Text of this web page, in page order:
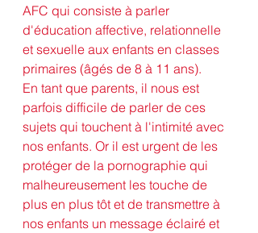
AFC qui consiste à parler
d'éducation affective, relationnelle
et sexuelle aux enfants en classes
primaires (âgés de 8 à 11 ans).
En tant que parents, il nous est
parfois difficile de parler de ces
sujets qui touchent à l'intimité avec
nos enfants. Or il est urgent de les
protéger de la pornographie qui
malheureusement les touche de
plus en plus tôt et de transmettre à
nos enfants un message éclairé et